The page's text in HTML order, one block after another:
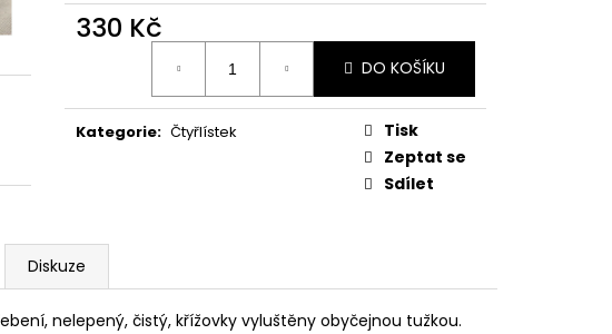
330 Kč
DO KOŠÍKU
Kategorie: Čtyřlístek
Tisk
Zeptat se
Sdílet
Diskuze
nelepený, čistý, křížovky vyluštěny obyčejnou tužkou.
FLOYD – THE PIPER AT THE GATES
DAWN CD